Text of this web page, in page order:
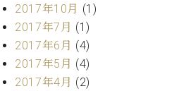
問
い
わ
せ
尾山調律師のブ
2017年10月 (1)
2017年7月 (1)
2017年6月 (4)
2017年5月 (4)
2017年4月 (2)